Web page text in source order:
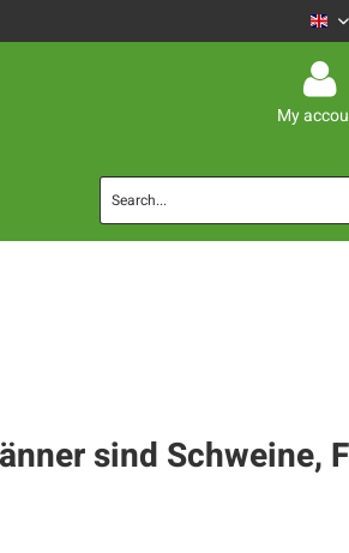
My
sind Schweine,